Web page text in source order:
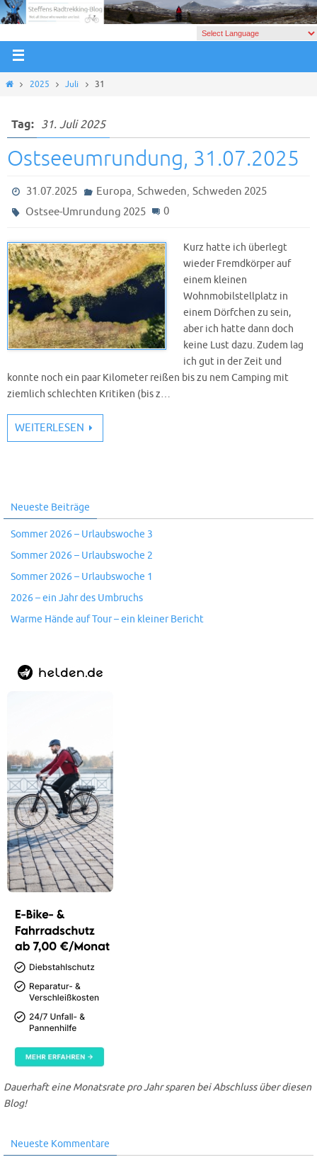
2025 Juli 31
Tag: 31. Juli 2025
Ostseeumrundung, 31.07.2025
31.07.2025 Europa, Schweden, Schweden 2025
Ostsee-Umrundung 2025
0
Kurz hatte ich überlegt
wieder Fremdkörper auf
einem kleinen
Wohnmobilstellplatz in
einem Dörfchen zu sein,
aber ich hatte dann doch
keine Lust dazu. Zudem lag
ich gut in der Zeit und
konnte noch ein paar Kilometer reißen bis zu nem Camping mit
ziemlich schlechten Kritiken (bis z…
WEITERLESEN
Neueste Beiträge
Sommer 2026 – Urlaubswoche 3
Sommer 2026 – Urlaubswoche 2
Sommer 2026 – Urlaubswoche 1
2026 – ein Jahr des Umbruchs
Warme Hände auf Tour – ein kleiner Bericht
Dauerhaft eine Monatsrate pro Jahr sparen bei Abschluss über diesen
Blog!
Neueste Kommentare